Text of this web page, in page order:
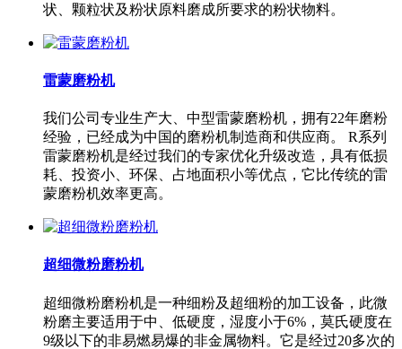
状、颗粒状及粉状原料磨成所要求的粉状物料。
雷蒙磨粉机
我们公司专业生产大、中型雷蒙磨粉机，拥有22年磨粉
经验，已经成为中国的磨粉机制造商和供应商。 R系列
雷蒙磨粉机是经过我们的专家优化升级改造，具有低损
耗、投资小、环保、占地面积小等优点，它比传统的雷
蒙磨粉机效率更高。
超细微粉磨粉机
超细微粉磨粉机是一种细粉及超细粉的加工设备，此微
粉磨主要适用于中、低硬度，湿度小于6%，莫氏硬度在
9级以下的非易燃易爆的非金属物料。它是经过20多次的